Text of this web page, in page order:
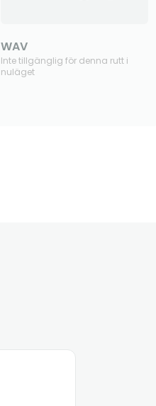
WAV
Inte tillgänglig för denna rutt i
nuläget